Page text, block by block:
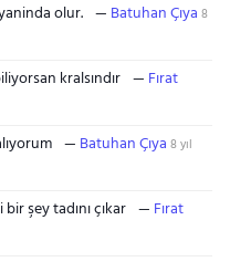
olur. Batuhan Çıya 8
kralsındır
Fırat
Batuhan Çıya 8 yıl
şey tadını çıkar
Fırat